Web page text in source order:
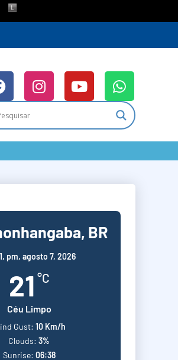
BR
pm, agosto 7, 2026
21 °C
Céu Limpo
Gust: 10 Km/h
Clouds: 3%
Sunrise: 06:38